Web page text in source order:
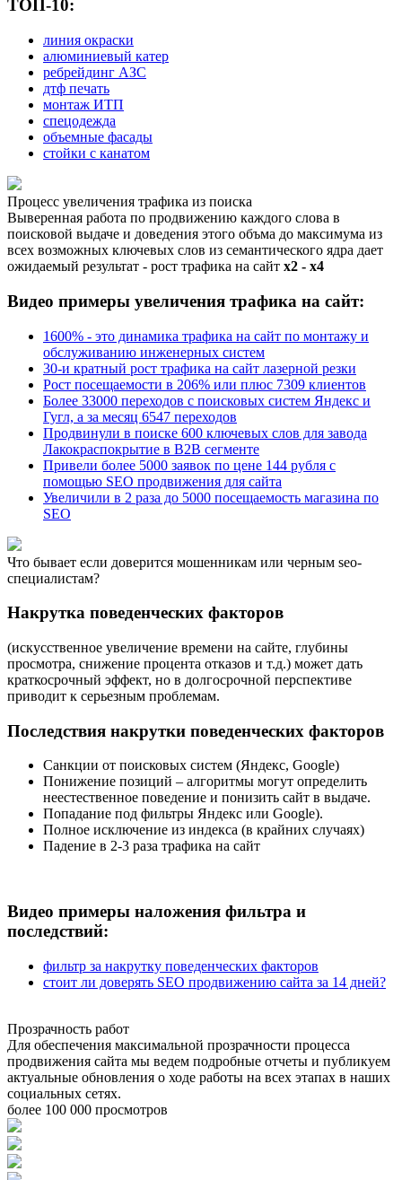
ТОП-10:
линия окраски
алюминиевый катер
ребрейдинг АЗС
дтф печать
монтаж ИТП
спецодежда
объемные фасады
стойки с канатом
Процесс увеличения трафика из поиска
Выверенная работа по продвижению каждого слова в
поисковой выдаче и доведения этого объма до максимума из
всех возможных ключевых слов из семантического ядра дает
ожидаемый результат - рост трафика на сайт х2 - х4
Видео примеры увеличения трафика на сайт:
1600% - это динамика трафика на сайт по монтажу и
обслуживанию инженерных систем
30-и кратный рост трафика на сайт лазерной резки
Рост посещаемости в 206% или плюс 7309 клиентов
Более 33000 переходов с поисковых систем Яндекc и
Гугл, а за месяц 6547 переходов
Продвинули в поиске 600 ключевых слов для завода
Лакокраспокрытие в B2B сегменте
Привели более 5000 заявок по цене 144 рубля с
помощью SEO продвижения для сайта
Увеличили в 2 раза до 5000 посещаемость магазина по
SEO
Что бывает если доверится мошенникам или черным seo-
специалистам?
Накрутка поведенческих факторов
(искусственное увеличение времени на сайте, глубины
просмотра, снижение процента отказов и т.д.) может дать
краткосрочный эффект, но в долгосрочной перспективе
приводит к серьезным проблемам.
Последствия накрутки поведенческих факторов
Санкции от поисковых систем (Яндекс, Google)
Понижение позиций – алгоритмы могут определить
неестественное поведение и понизить сайт в выдаче.
Попадание под фильтры Яндекс или Google).
Полное исключение из индекса (в крайних случаях)
Падение в 2-3 раза трафика на сайт
Видео примеры наложения фильтра и
последствий:
фильтр за накрутку поведенческих факторов
стоит ли доверять SEO продвижению сайта за 14 дней?
Прозрачность работ
Для обеспечения максимальной прозрачности процесса
продвижения сайта мы ведем подробные отчеты и публикуем
актуальные обновления о ходе работы на всех этапах в наших
социальных сетях.
более 100 000 просмотров